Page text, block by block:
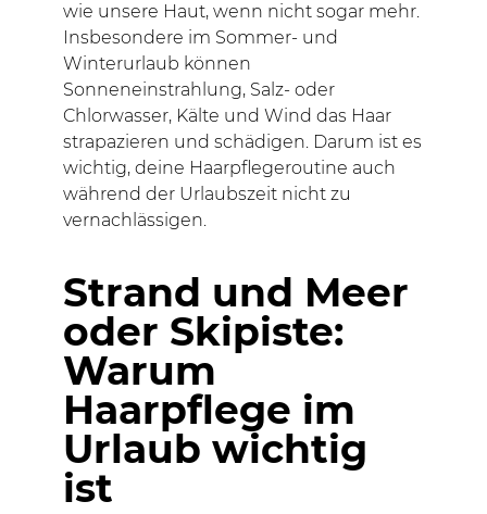
wie unsere Haut, wenn nicht sogar mehr.
Insbesondere im Sommer- und
Winterurlaub können
Sonneneinstrahlung, Salz- oder
Chlorwasser, Kälte und Wind das Haar
strapazieren und schädigen. Darum ist es
wichtig, deine Haarpflegeroutine auch
während der Urlaubszeit nicht zu
vernachlässigen.
Strand und Meer
oder Skipiste:
Warum
Haarpflege im
Urlaub wichtig
ist